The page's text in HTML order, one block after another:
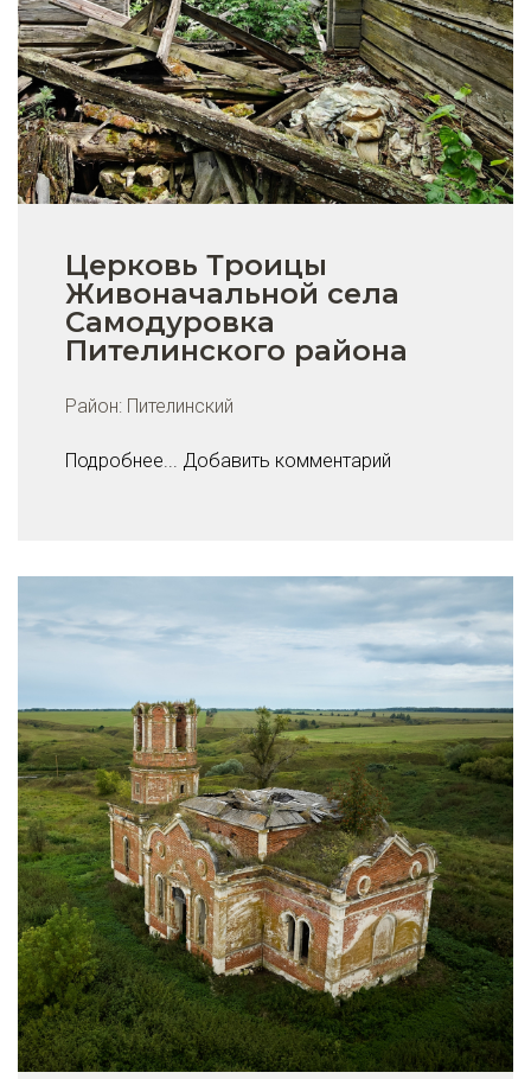
Церковь Троицы
Живоначальной села
Самодуровка
Пителинского района
Район: Пителинский
Подробнее... Добавить комментарий